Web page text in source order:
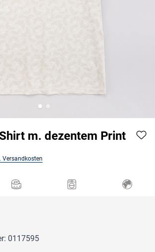
m. dezentem Print
Versandkosten
0117595